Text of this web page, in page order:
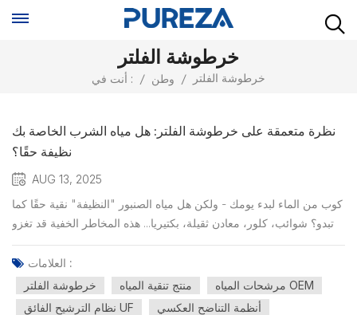
خرطوشة الفلتر
أنت في : / وطن / خرطوشة الفلتر
نظرة متعمقة على خرطوشة الفلتر: هل مياه الشرب الخاصة بك
نظيفة حقًا؟
AUG 13, 2025
كوب من الماء لبدء يومك - ولكن هل مياه الصنبور "النظيفة" نقية حقًا كما
تبدو؟ شوائب، كلور، معادن ثقيلة، بكتيريا... هذه المخاطر الخفية قد تغزو
حياتك بصمت. من هم الأبطال المجهولون الذين يحرسون سلامة المياه
الخاصة بك؟ - هؤلاء المصممون بشكل فريد خراطيش الفلتر فيك منتجات
تنقية المياه!اليوم نكشف لكم عن قدرا...
العلامات :
خرطوشة الفلتر
منتج تنقية المياه
مرشحات المياه OEM
نظام الترشيح الفائق UF
أنظمة التناضح العكسي